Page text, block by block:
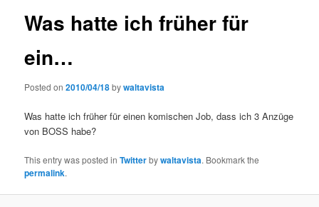
Was hatte ich früher für
ein…
Posted on2010/04/18bywaltavista
Was hatte ich früher für einen komischen Job, dass ich 3 Anzüge
von BOSS habe?
This entry was posted inTwitterbywaltavista. Bookmark the
permalink.